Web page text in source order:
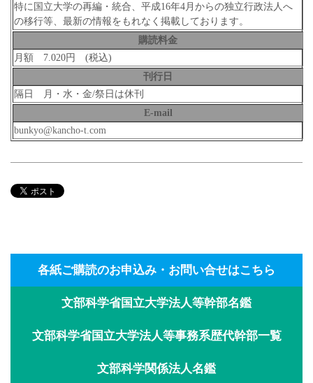
特に国立大学の再編・統合、平成16年4月からの独立行政法人へ
の移行等、最新の情報をもれなく掲載しております。
購読料金
月額 7.020円 (税込)
刊行日
隔日 月・水・金/祭日は休刊
E-mail
bunkyo@kancho-t.com
各紙ご購読のお申込み・お問い合せはこちら
文部科学省国立大学法人等幹部名鑑
文部科学省国立大学法人等事務系歴代幹部一覧
文部科学関係法人名鑑